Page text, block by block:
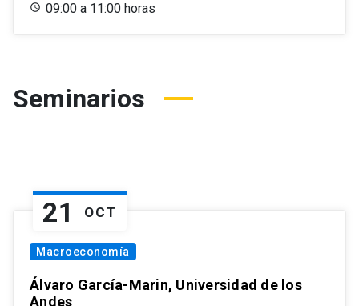
09:00 a 11:00 horas
Seminarios
21 OCT
Macroeconomía
Álvaro García-Marin, Universidad de los
Andes